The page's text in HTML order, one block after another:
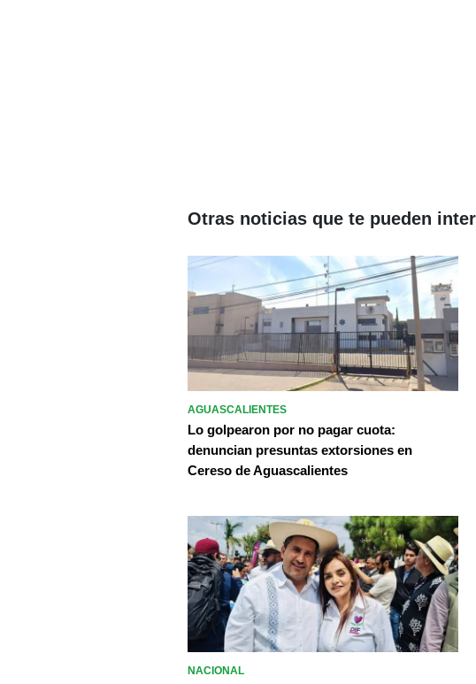
Otras noticias que te pueden
AGUASCALIENTES
Lo golpearon por no pagar cuota:
denuncian presuntas extorsiones en
Cereso de Aguascalientes
NACIONAL